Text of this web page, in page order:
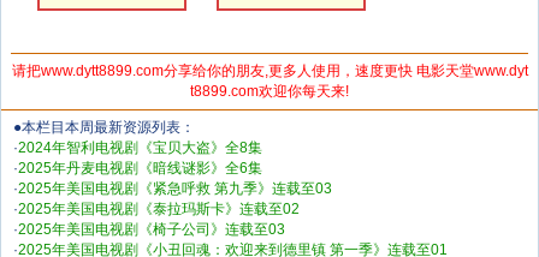
请把www.dytt8899.com分享给你的朋友,更多人使用，速度更快 电影天堂www.dyt
t8899.com欢迎你每天来!
●本栏目本周最新资源列表：
·2024年智利电视剧《宝贝大盗》全8集
·2025年丹麦电视剧《暗线谜影》全6集
·2025年美国电视剧《紧急呼救 第九季》连载至03
·2025年美国电视剧《泰拉玛斯卡》连载至02
·2025年美国电视剧《椅子公司》连载至03
·2025年美国电视剧《小丑回魂：欢迎来到德里镇 第一季》连载至01